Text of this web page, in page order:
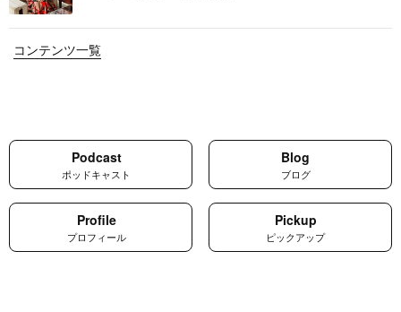
コンテンツ一覧
Podcast
ポッドキャスト
Blog
ブログ
Profile
プロフィール
Pickup
ピックアップ